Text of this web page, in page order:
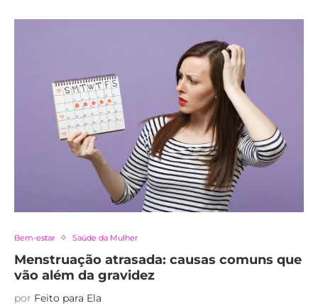
Bem-estar Saúde da Mulher
Menstruação atrasada: causas comuns que
vão além da gravidez
por Feito para Ela